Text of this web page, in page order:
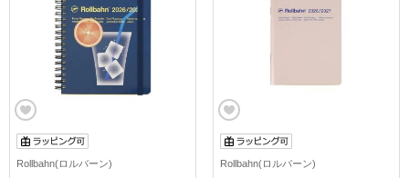
Rollbahn(ロルバーン) Rollbahn(ロルバーン)